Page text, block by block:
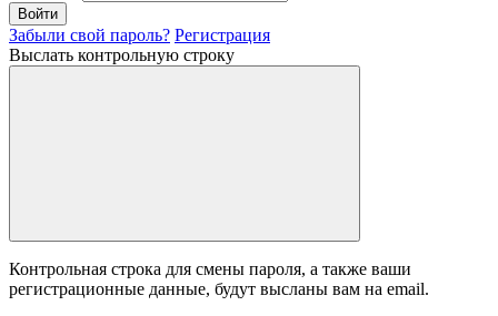
Войти
Забыли свой пароль? Регистрация
Выслать контрольную строку
Контрольная строка для смены пароля, а также ваши
регистрационные данные, будут высланы вам на email.